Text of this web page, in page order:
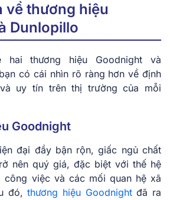
về thương hiệu
Dunlopillo
thương hiệu Goodnight và
có cái nhìn rõ ràng hơn về định
uy tín trên thị trường của mỗi
Goodnight
đại đầy bận rộn, giấc ngủ chất
nên quý giá, đặc biệt với thế hệ
việc và các mối quan hệ xã
đó,thương hiệu Goodnightđã ra